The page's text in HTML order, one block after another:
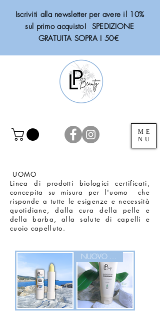
Iscriviti alla newsletter per avere il 10%
sul primo acquisto! SPEDIZIONE
GRATUITA SOPRA I 50€
ME
NU
UOMO
Linea di prodotti biologici certificati,
concepita su misura per l'uomo che
risponde a tutte le esigenze e necessità
quotidiane, dalla cura della pelle e
della barba, alla salute di capelli e
cuoio capelluto.
NUOVO ARRIVO!!!